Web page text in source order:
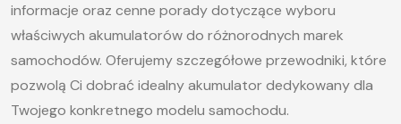
informacje oraz cenne porady dotyczące wyboru
właściwych akumulatorów do różnorodnych marek
samochodów. Oferujemy szczegółowe przewodniki, które
pozwolą Ci dobrać idealny akumulator dedykowany dla
Twojego konkretnego modelu samochodu.